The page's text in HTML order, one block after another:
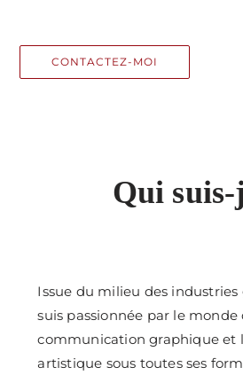
CONTACTEZ-MOI
Qui suis-
Issue du milieu des industries
suis passionnée par le monde
communication graphique et
artistique sous toutes ses